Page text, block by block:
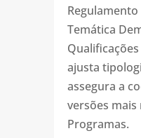
Temática
ajusta
assegura a
versões mais
Programas.